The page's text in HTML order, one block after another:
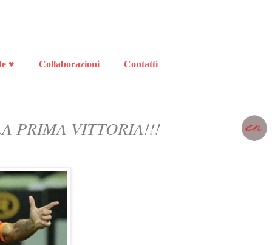
♥ Collaborazioni Contatti
PRIMA VITTORIA!!!